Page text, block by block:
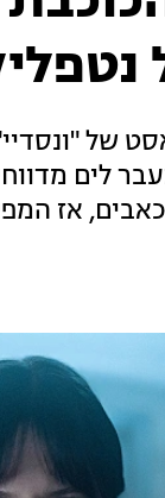
של
לים
אז